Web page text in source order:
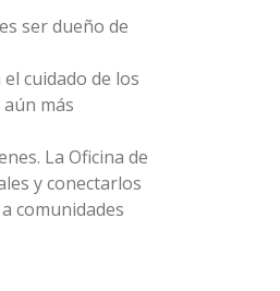
ser dueño de
cuidado de los
más
La Oficina de
y conectarlos
comunidades